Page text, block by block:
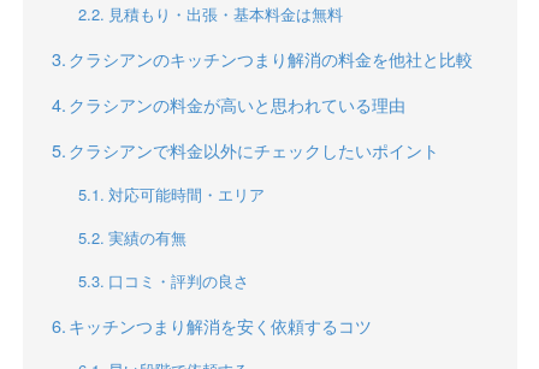
見積もり・出張・基本料金は無料
クラシアンのキッチンつまり解消の料金を他社と比較
クラシアンの料金が高いと思われている理由
クラシアンで料金以外にチェックしたいポイント
対応可能時間・エリア
実績の有無
口コミ・評判の良さ
キッチンつまり解消を安く依頼するコツ